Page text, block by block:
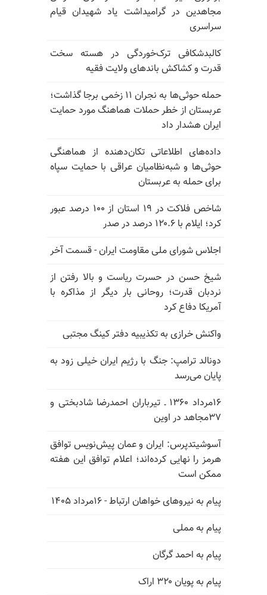
مجاهدین در گرامیداشت یاد شهیدان قیام
سراسری
کالبدشکافی ترک‌خوردگی در هسته سخت
قدرت و کشاکش باندهای ولایت فقیه
حمله حوثی‌ها به نجران ۱۱ زخمی برجا گذاشت؛
عربستان از خطر حملات هماهنگ مورد حمایت
ایران هشدار داد
داده‌های اطلاعاتی تکان‌دهنده از هماهنگی
حوثی‌ها و شبه‌نظامیان عراقی با حمایت سپاه
برای حمله به عربستان
شاخص فلاکت در ۱۹ استان از ۱۰۰ درصد عبور
کرد؛ ایلام با ۱۲۰.۶ درصد در صدر
اجلاس شورای ملی مقاومت ایران - قسمت آخر
شیخ حسن در حسرت ریاست و بالا رفتن از
نردبان قدرت؛ روحانی بار دیگر از مذاکره با
آمریکا دفاع کرد
واکنش خرازی به تکذیبیه دفتر کینگ مجتبی
دونالد ترامپ: جنگ با رژیم ایران خیلی زود به
پایان می‌رسد
۱۶مرداد ۱۳۶۰ ـ تیرباران احمدرضا شادبختی و
۳۷مجاهد در اوین
آسوشیتدپرس: ایران و عمان پیش‌نویس توافق
هرمز را نهایی کرده‌اند؛ اعلام توافق این هفته
ممکن است
پیام به نیروهای خواهان ارتباط - ۱۶مرداد ۱۴۰۵
پیام به مملی
پیام به احمد گرگان
پیام به پویان ۳۲۰ اراک